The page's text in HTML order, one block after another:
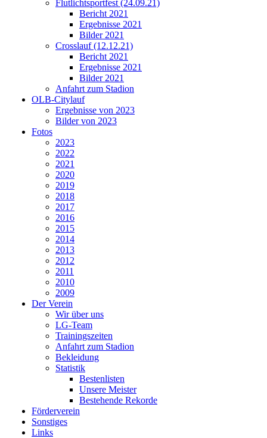
Flutlichtsportfest (24.09.21)
Bericht 2021
Ergebnisse 2021
Bilder 2021
Crosslauf (12.12.21)
Bericht 2021
Ergebnisse 2021
Bilder 2021
Anfahrt zum Stadion
OLB-Citylauf
Ergebnisse von 2023
Bilder von 2023
Fotos
2023
2022
2021
2020
2019
2018
2017
2016
2015
2014
2013
2012
2011
2010
2009
Der Verein
Wir über uns
LG-Team
Trainingszeiten
Anfahrt zum Stadion
Bekleidung
Statistik
Bestenlisten
Unsere Meister
Bestehende Rekorde
Förderverein
Sonstiges
Links